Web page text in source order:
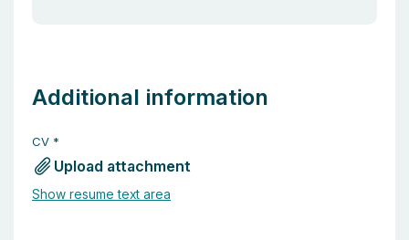
Additional information
CV *
Upload attachment
Show resume text area